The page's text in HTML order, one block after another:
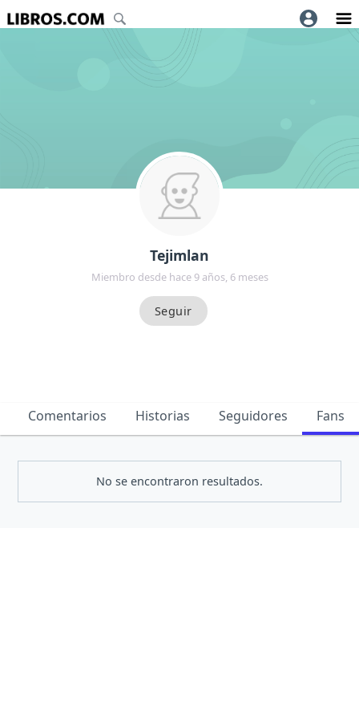
Tejimlan
Miembro desde hace 9 años, 6 meses
Comentarios Historias Seguidores Fans
No se encontraron resultados.